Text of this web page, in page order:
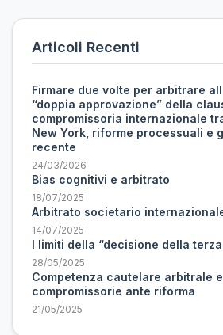
Articoli Recenti
Firmare due volte per arbitrare
“doppia approvazione” della
compromissoria internazionale
New York, riforme processuali e
recente
24/03/2026
Bias cognitivi e arbitrato
18/07/2025
Arbitrato societario
14/07/2025
I limiti della “decisione della
28/05/2025
Competenza cautelare arbitrale
compromissorie ante riforma
21/05/2025